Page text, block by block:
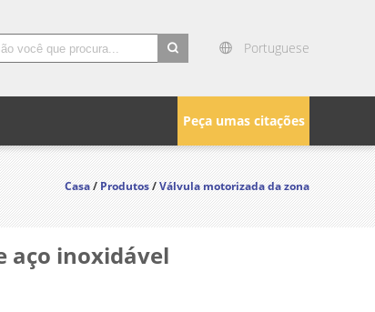
Portuguese
Peça umas citações
Casa/Produtos/Válvula motorizada da zona
aço inoxidável